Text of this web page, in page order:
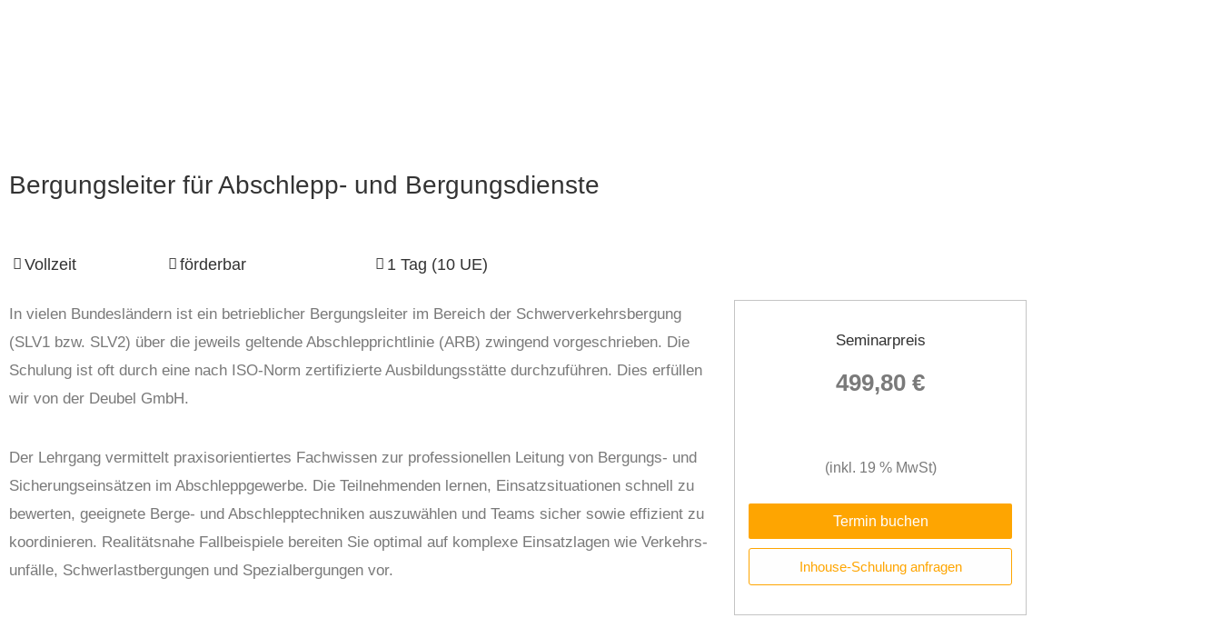
Bergungsleiter für Abschlepp- und Bergungsdienste
Vollzeit förderbar 1 Tag (10 UE)
In vielen Bundesländern ist ein betrieblicher Bergungsleiter im Bereich der Schwerverkehrsbergung
(SLV1 bzw. SLV2) über die jeweils geltende Abschlepprichtlinie (ARB) zwingend vorgeschrieben. Die
Schulung ist oft durch eine nach ISO-Norm zertifizierte Ausbildungsstätte durchzuführen. Dies erfüllen
wir von der Deubel GmbH.
Der Lehrgang vermittelt praxisorientiertes Fachwissen zur professionellen Leitung von Bergungs- und
Sicherungseinsätzen im Abschleppgewerbe. Die Teilnehmenden lernen, Einsatzsituationen schnell zu
bewerten, geeignete Berge- und Abschlepptechniken auszuwählen und Teams sicher sowie effizient zu
koordinieren. Realitätsnahe Fallbeispiele bereiten Sie optimal auf komplexe Einsatzlagen wie Verkehrs­
unfälle, Schwerlastbergungen und Spezialbergungen vor.
Seminarpreis
499,80 €
(inkl. 19 % MwSt)
Termin buchen
Inhouse-Schulung anfragen